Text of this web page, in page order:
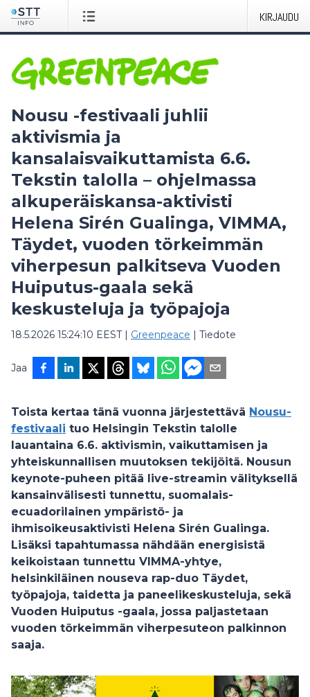
KIRJAUDU
Nousu -festivaali juhlii
aktivismia ja
kansalaisvaikuttamista 6.6.
Tekstin talolla – ohjelmassa
alkuperäiskansa-aktivisti
Helena Sirén Gualinga, VIMMA,
Täydet, vuoden törkeimmän
viherpesun palkitseva Vuoden
Huiputus-gaala sekä
keskusteluja ja työpajoja
18.5.2026 15:24:10 EEST| Greenpeace | Tiedote
Jaa
Toista kertaa tänä vuonna järjestettävä Nousu-
festivaali tuo Helsingin Tekstin talolle
lauantaina 6.6. aktivismin, vaikuttamisen ja
yhteiskunnallisen muutoksen tekijöitä. Nousun
keynote-puheen pitää live-streamin välityksellä
kansainvälisesti tunnettu, suomalais-
ecuadorilainen ympäristö- ja
ihmisoikeusaktivisti Helena Sirén Gualinga.
Lisäksi tapahtumassa nähdään energisistä
keikoistaan tunnettu VIMMA-yhtye,
helsinkiläinen nouseva rap-duo Täydet,
työpajoja, taidetta ja paneelikeskusteluja, sekä
Vuoden Huiputus -gaala, jossa paljastetaan
vuoden törkeimmän viherpesuteon palkinnon
saaja.